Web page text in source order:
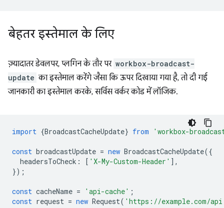
बेहतर इस्तेमाल के लिए
ज़्यादातर डेवलपर, प्लगिन के तौर पर workbox-broadcast-
update का इस्तेमाल करेंगे जैसा कि ऊपर दिखाया गया है, तो दी गई
जानकारी का इस्तेमाल करके, सर्विस वर्कर कोड में लॉजिक.
import {BroadcastCacheUpdate} from 'workbox-
const broadcastUpdate = new BroadcastCacheUpdate({
headersToCheck : [ 'X-My-Custom-Header' ],
});
const cacheName = 'api-cache' ;
const request = new Request( 'https://example.com/